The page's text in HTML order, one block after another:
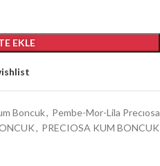
EKLE
Boncuk, Pembe-Mor-Lila Precıosa
, PRECIOSA KUM BONCUK